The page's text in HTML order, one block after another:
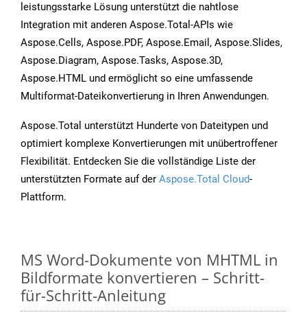
leistungsstarke Lösung unterstützt die nahtlose
Integration mit anderen Aspose.Total-APIs wie
Aspose.Cells, Aspose.PDF, Aspose.Email, Aspose.Slides,
Aspose.Diagram, Aspose.Tasks, Aspose.3D,
Aspose.HTML und ermöglicht so eine umfassende
Multiformat-Dateikonvertierung in Ihren Anwendungen.
Aspose.Total unterstützt Hunderte von Dateitypen und
optimiert komplexe Konvertierungen mit unübertroffener
Flexibilität. Entdecken Sie die vollständige Liste der
unterstützten Formate auf der Aspose.Total Cloud-
Plattform.
MS Word-Dokumente von MHTML in
Bildformate konvertieren – Schritt-
für-Schritt-Anleitung